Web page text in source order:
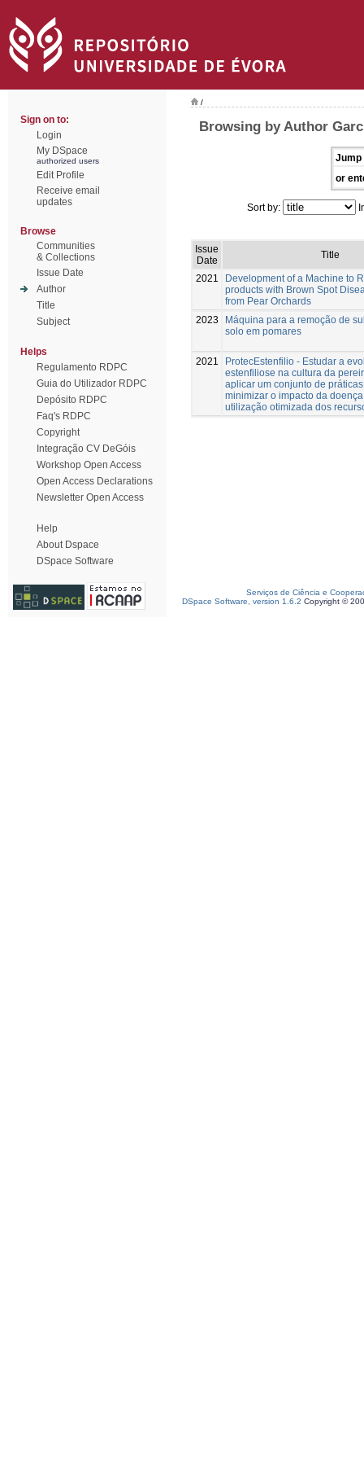
Sign on to:
Login
My DSpace
authorized users
Edit Profile
Receive email
updates
Browse
Communities
& Collections
Issue Date
Author
Title
Subject
Helps
Regulamento RDPC
Guia do Utilizador RDPC
Depósito RDPC
Faq's RDPC
Copyright
Integração CV DeGóis
Workshop Open Access
Open Access Declarations
Newsletter Open Access
Help
About Dspace
DSpace Software
/
Browsing by Author
Jump
or
Sort by:
Issue
Date
Title
2021
Development of a Machine to
products with Brown Spot
from Pear Orchards
2023
Máquina para a remoção de
solo em pomares
2021
ProtecEstenfilio - Estudar a
estenfiliose na cultura da
aplicar um conjunto de
minimizar o impacto da
utilização otimizada dos
Serviços de Ciência e
DSpace Software, version 1.6.2 Copyright ©